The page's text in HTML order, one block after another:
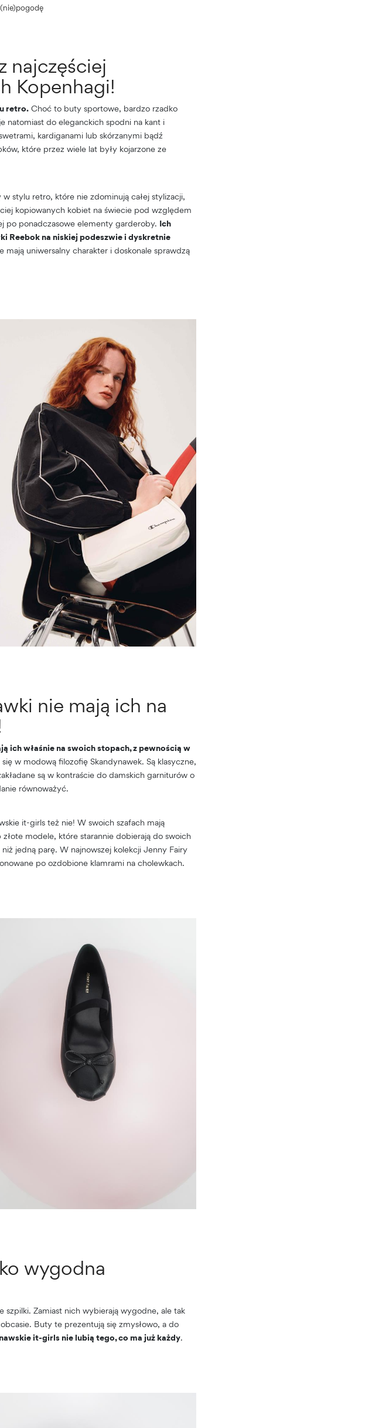
najczęściej
Kopenhagi!
retro. Choć to buty sportowe, bardzo rzadko
natomiast do eleganckich spodni na kant i
kardiganami lub skórzanymi bądź
które przez wiele lat były kojarzone ze
stylu retro, które nie zdominują całej stylizacji,
kopiowanych kobiet na świecie pod względem
po ponadczasowe elementy garderoby. Ich
Reebok na niskiej podeszwie i dyskretnie
mają uniwersalny charakter i doskonale sprawdzą
nie mają ich na
ich właśnie na swoich stopach, z pewnością w
w modową filozofię Skandynawek. Są klasyczne,
są w kontraście do damskich garniturów o
równoważyć.
it-girls też nie! W swoich szafach mają
modele, które starannie dobierają do swoich
jedną parę. W najnowszej kolekcji Jenny Fairy
po ozdobione klamrami na cholewkach.
wygodna
szpilki. Zamiast nich wybierają wygodne, ale tak
Buty te prezentują się zmysłowo, a do
it-girls nie lubią tego, co ma już każdy.